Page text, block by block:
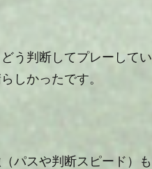
う判断してプレーしてい
しかったです。
パスや判断スピード）も